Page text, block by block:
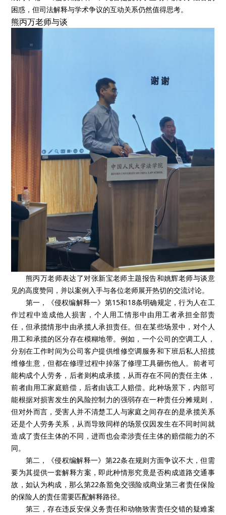
困惑，但司法解释与学术争议的互动关系仍然值得思考。
熊丙万老师与谈
熊丙万老师表达了对张新宝老师主题报告和姚辉老师与谈意
见的高度赞同，并以案例入手与各位老师展开热切的交流讨论。
第一，《侵权编解释一》第15和18条明确规定，行为人在工
作过程中造成他人损害，个人用工情形中由用工者承担全部责
任，但承揽情形中由承揽人承担责任。但在某些场景中，对个人
用工和承揽的区分存在模糊地带。例如，一个公司的空调工人，
分别在工作时间为公司客户提供维修空调服务和下班后私人招揽
维修生意，但都在修理过程中掉落了修理工具砸伤他人。前者可
能构成个人劳务，后者则构成承揽，从而存在不同的责任主体，
前者由用工家庭赔偿，后者由该工人赔偿。此种场景下，内部可
能根据对损害发生的风险控制力的强弱存在一种责任分摊规则，
但对外而言，受害人并不清楚工人与家庭之间存在的是承揽关系
还是个人劳务关系，从而导致同样的场景仅因发生在不同时间就
造成了责任主体的不同，进而也会牵涉责任主体的赔偿能力的不
同。
第二，《侵权编解释一》第22条在规则方面争议不大，但需
要为其提供一套解释方案，即此种情形究竟是否构成道路交通事
故，如认为构成，那么第22条豁免交强险或商业第三者责任保险
的保险人的责任需要匹配解释路径。
第三，存在违反安保义务责任和动物致害责任交错的疑难案